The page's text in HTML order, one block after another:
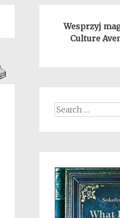
Wesprzyj
Culture
Search